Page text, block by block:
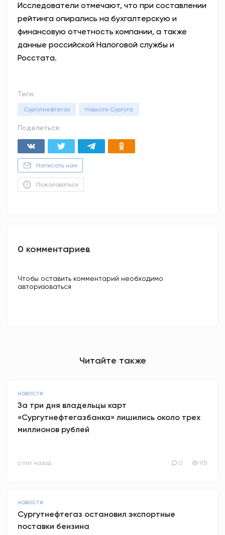
Исследователи отмечают, что при составлении
рейтинга опирались на бухгалтерскую и
финансовую отчетность компании, а также
данные российской Налоговой службы и
Росстата.
Теги:
Сургутнефтегаз Новости Сургута
Поделиться:
Написать нам
Пожаловаться
0 комментариев
Чтобы оставить комментарий необходимо
авторизоваться
Читайте также
НОВОСТИ
За три дня владельцы карт
«Сургутнефтегазбанка» лишились около трех
миллионов рублей
6 лет назад 0 931
НОВОСТИ
Сургутнефтегаз остановил экспортные
поставки бензина